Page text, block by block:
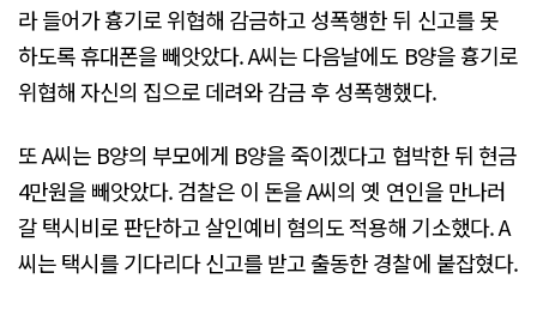
라 들어가 흉기로 위협해 감금하고 성폭행한 뒤 신고를 못
하도록 휴대폰을 빼앗았다. A씨는 다음날에도 B양을 흉기로
위협해 자신의 집으로 데려와 감금 후 성폭행했다.
또 A씨는 B양의 부모에게 B양을 죽이겠다고 협박한 뒤 현금
4만원을 빼앗았다. 검찰은 이 돈을 A씨의 옛 연인을 만나러
갈 택시비로 판단하고 살인예비 혐의도 적용해 기소했다. A
씨는 택시를 기다리다 신고를 받고 출동한 경찰에 붙잡혔다.